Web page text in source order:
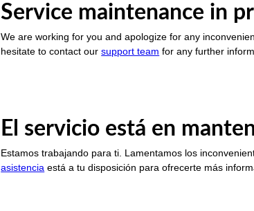
Service maintenance in
We are working for you and apologize for any
hesitate to contact oursupport team for any further
El servicio está en
Estamos trabajando para ti. Lamentamos los
asistencia está a tu disposición para ofrecerte más